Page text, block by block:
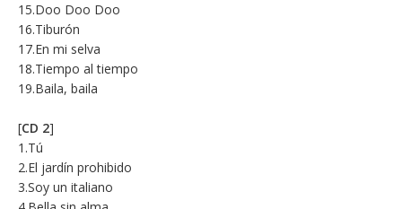
15.Doo Doo Doo
16.Tiburón
17.En mi selva
18.Tiempo al tiempo
19.Baila, baila
[CD 2]
1.Tú
2.El jardín prohibido
3.Soy un italiano